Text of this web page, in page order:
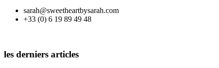
sarah@sweetheartbysarah.com
+33 (0) 6 19 89 49 48
les derniers articles